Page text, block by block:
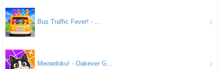
Bus Traffic Fever! - ...
Meowdoku! - Oakever G...